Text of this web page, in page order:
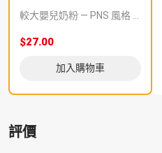
較大嬰兒奶粉 — PNS 風格 demo 占位商品，方便首頁與分類頁版位演示，上線前由業務替換為真實 SKU。
$27.00
加入購物車
評價